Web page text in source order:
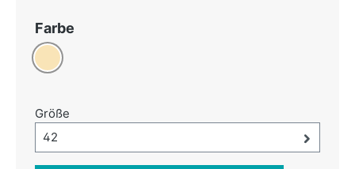
Farbe
Beige
Größe
Größe-Auswahl öffnen, aktuell ausgewählt:
42